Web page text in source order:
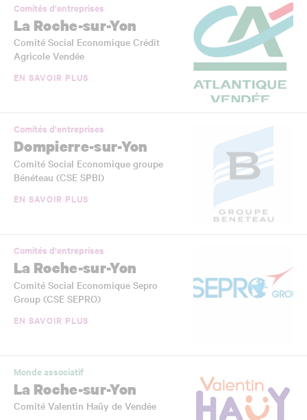
Comités d'entreprises
La Roche-sur-Yon
Comité Social Economique Crédit
Agricole Vendée
EN SAVOIR PLUS
Comités d'entreprises
Dompierre-sur-Yon
Comité Social Economique groupe
Bénéteau (CSE SPBI)
EN SAVOIR PLUS
Comités d'entreprises
La Roche-sur-Yon
Comité Social Economique Sepro
Group (CSE SEPRO)
EN SAVOIR PLUS
Monde associatif
La Roche-sur-Yon
Comité Valentin Haüy de Vendée